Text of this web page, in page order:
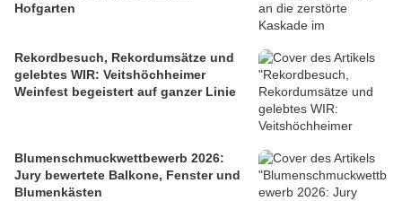
Hofgarten
Rekordbesuch, Rekordumsätze und
gelebtes WIR: Veitshöchheimer
Weinfest begeistert auf ganzer Linie
Blumenschmuckwettbewerb 2026:
Jury bewertete Balkone, Fenster und
Blumenkästen